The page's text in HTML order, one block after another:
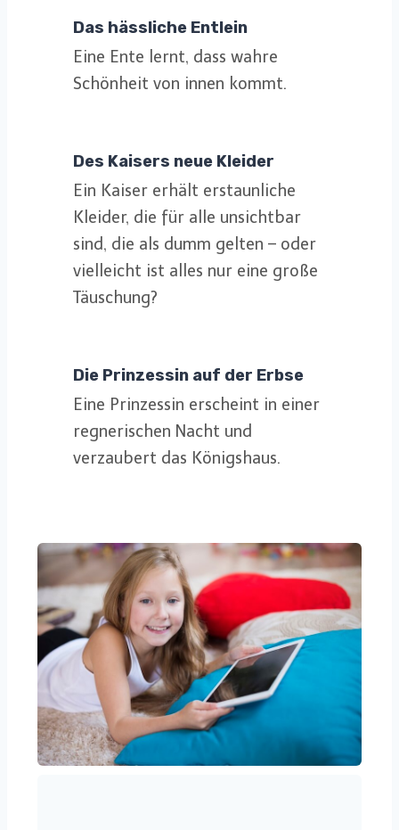
Das hässliche Entlein
Eine Ente lernt, dass wahre
Schönheit von innen kommt.
Des Kaisers neue Kleider
Ein Kaiser erhält erstaunliche
Kleider, die für alle unsichtbar
sind, die als dumm gelten – oder
vielleicht ist alles nur eine große
Täuschung?
Die Prinzessin auf der Erbse
Eine Prinzessin erscheint in einer
regnerischen Nacht und
verzaubert das Königshaus.